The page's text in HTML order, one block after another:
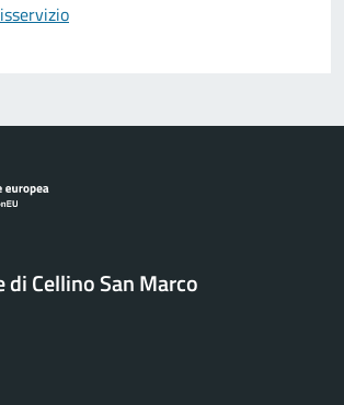
di Cellino San Marco